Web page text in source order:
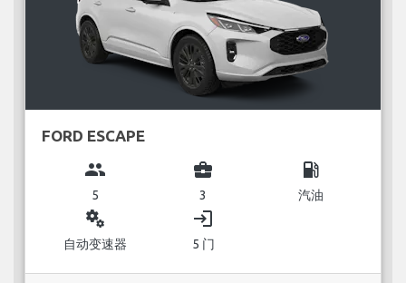
FORD ESCAPE
group
5
business_center
3
local_gas_station
汽油
miscellaneous_services
自动变速器
login
5 门